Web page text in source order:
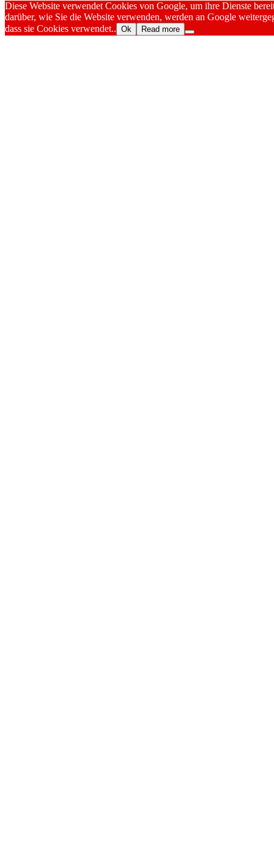
Diese Website verwendet Cookies von Google, um ihre Dienste
darüber, wie Sie die Website verwenden, werden an Google
dass sie Cookies verwendet.. Ok Read more